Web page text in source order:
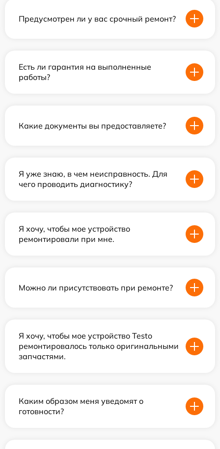
Предусмотрен ли у вас срочный ремонт?
Есть ли гарантия на выполненные
работы?
Какие документы вы предоставляете?
Я уже знаю, в чем неисправность. Для
чего проводить диагностику?
Я хочу, чтобы мое устройство
ремонтировали при мне.
Можно ли присутствовать при ремонте?
Я хочу, чтобы мое устройство Testo
ремонтировалось только оригинальными
запчастями.
Каким образом меня уведомят о
готовности?